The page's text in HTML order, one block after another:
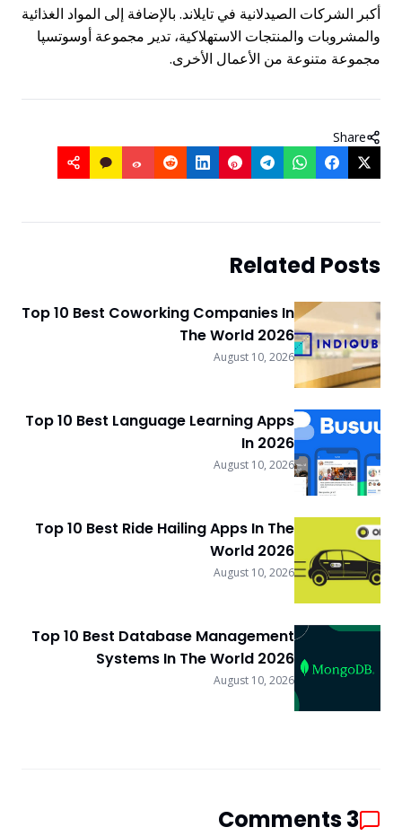
أكبر الشركات الصيدلانية في تايلاند. بالإضافة إلى المواد الغذائية
والمشروبات والمنتجات الاستهلاكية، تدير مجموعة أوسوتسپا
مجموعة متنوعة من الأعمال الأخرى.
Share
Related Posts
Top 10 Best Coworking Companies In
The World 2026
August 10, 2026
Top 10 Best Language Learning Apps
In 2026
August 10, 2026
Top 10 Best Ride Hailing Apps In The
World 2026
August 10, 2026
Top 10 Best Database Management
Systems In The World 2026
August 10, 2026
3
Comments